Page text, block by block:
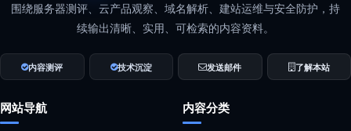
围绕服务器测评、云产品观察、域名解析、建站运维与安全防护，持
续输出清晰、实用、可检索的内容资料。
内容测评 技术沉淀 发送邮件 了解本站
网站导航 内容分类